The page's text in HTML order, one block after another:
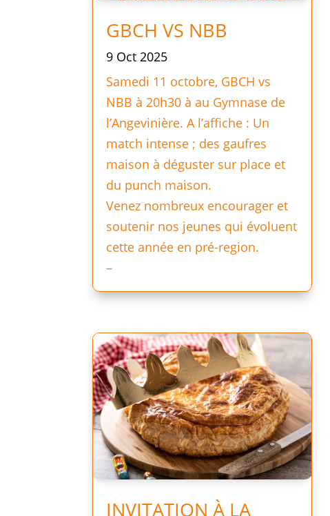
GBCH VS NBB
9 Oct 2025
Samedi 11 octobre, GBCH vs
NBB à 20h30 à au Gymnase de
l’Angevinière. A l’affiche : Un
match intense ; des gaufres
maison à déguster sur place et
du punch maison.
Venez nombreux encourager et
soutenir nos jeunes qui évoluent
cette année en pré-region.
–
INVITATION À LA